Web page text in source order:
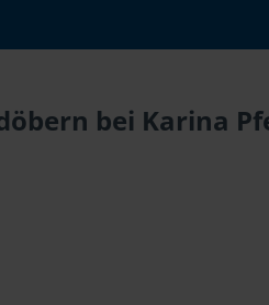
bei Karina